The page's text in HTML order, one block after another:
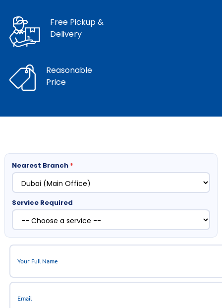
Free Pickup &
Delivery
Reasonable
Price
Nearest Branch *
Service Required